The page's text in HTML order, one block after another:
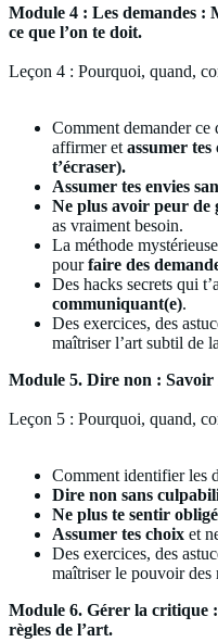
Module 4 : Les demandes :
ce que l’on te doit.
Leçon 4 : Pourquoi, quand,
Comment demander ce
affirmer et assumer
t’écraser).
Assumer tes envies
Ne plus avoir peur de
as vraiment besoin.
La méthode
pourfaire des
Des hacks secrets qui
communiquant(e).
Des exercices, des
maîtriser l’art subtil de
Module 5. Dire non : Savoir
Leçon 5 : Pourquoi, quand,
Comment identifier les
Dire non sans
Ne plus te sentir
Assumer tes choix et
Des exercices, des
maîtriser le pouvoir des
Module 6. Gérer la critique
règles de l’art.